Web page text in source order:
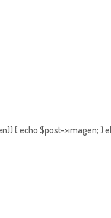
{ echo $post->imagen; }